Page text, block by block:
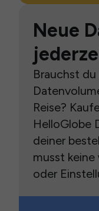
Neue
Brauchst
Reise?
HelloGlobe
deiner
musst
oder